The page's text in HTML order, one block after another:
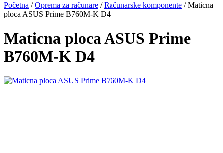
Početna /Oprema za računare /Računarske komponente / Maticna
ploca ASUS Prime B760M-K D4
Maticna ploca ASUS Prime
B760M-K D4